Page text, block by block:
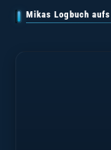
Mikas Logbuch